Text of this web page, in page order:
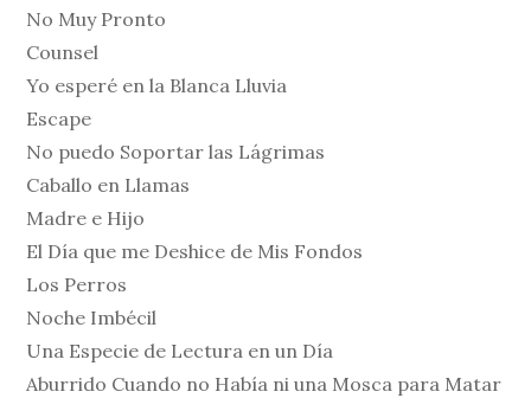
No Muy Pronto
Counsel
Yo esperé en la Blanca Lluvia
Escape
No puedo Soportar las Lágrimas
Caballo en Llamas
Madre e Hijo
El Día que me Deshice de Mis Fondos
Los Perros
Noche Imbécil
Una Especie de Lectura en un Día
Aburrido Cuando no Había ni una Mosca para Matar